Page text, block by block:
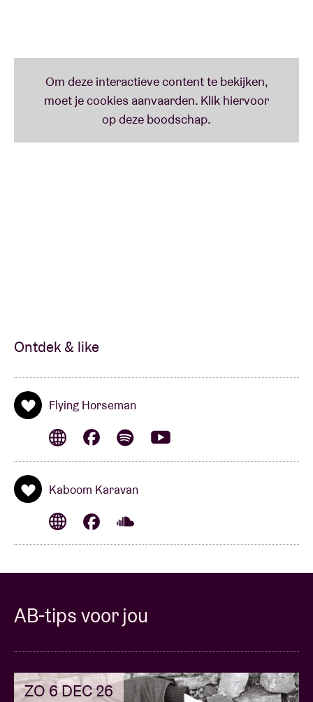
Ontdek & like
Flying Horseman
Kaboom Karavan
AB-tips voor jou
ZO 6 DEC 26